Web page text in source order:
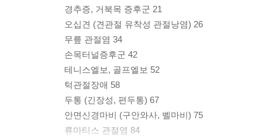
경추증, 거북목 증후군 21
오십견 (견관절 유착성 관절낭염) 26
무릎 관절염 34
손목터널증후군 42
테니스엘보, 골프엘보 52
턱관절장애 58
두통 (긴장성, 편두통) 67
안면신경마비 (구안와사, 벨마비) 75
류마티스 관절염 84